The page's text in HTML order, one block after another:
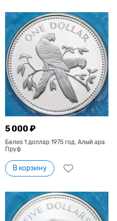
5 000 ₽
Белиз 1 доллар 1975 год. Алый ара.
Пруф
В корзину